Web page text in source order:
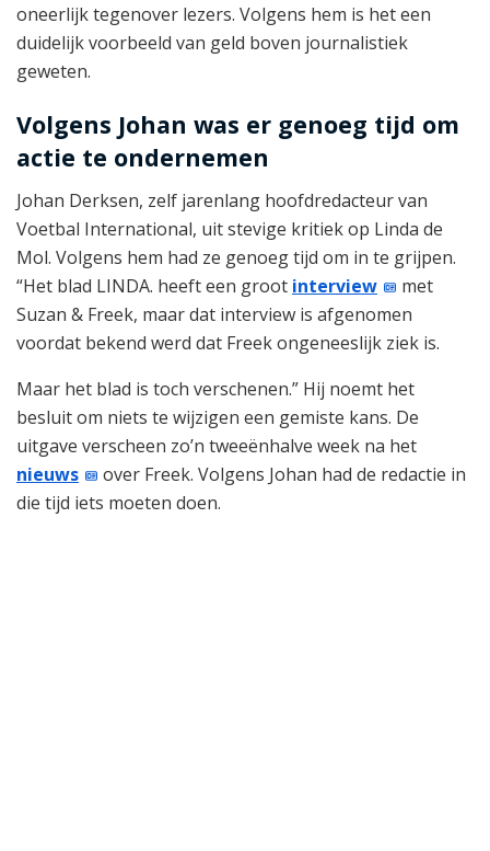
oneerlijk tegenover lezers. Volgens hem is het een
duidelijk voorbeeld van geld boven journalistiek
geweten.
Volgens Johan was er genoeg tijd om
actie te ondernemen
Johan Derksen, zelf jarenlang hoofdredacteur van
Voetbal International, uit stevige kritiek op Linda de
Mol. Volgens hem had ze genoeg tijd om in te grijpen.
“Het blad LINDA. heeft een groot interview
met
Suzan & Freek, maar dat interview is afgenomen
voordat bekend werd dat Freek ongeneeslijk ziek is.
Maar het blad is toch verschenen.” Hij noemt het
besluit om niets te wijzigen een gemiste kans. De
uitgave verscheen zo’n tweeënhalve week na het
nieuws
over Freek. Volgens Johan had de redactie in
die tijd iets moeten doen.